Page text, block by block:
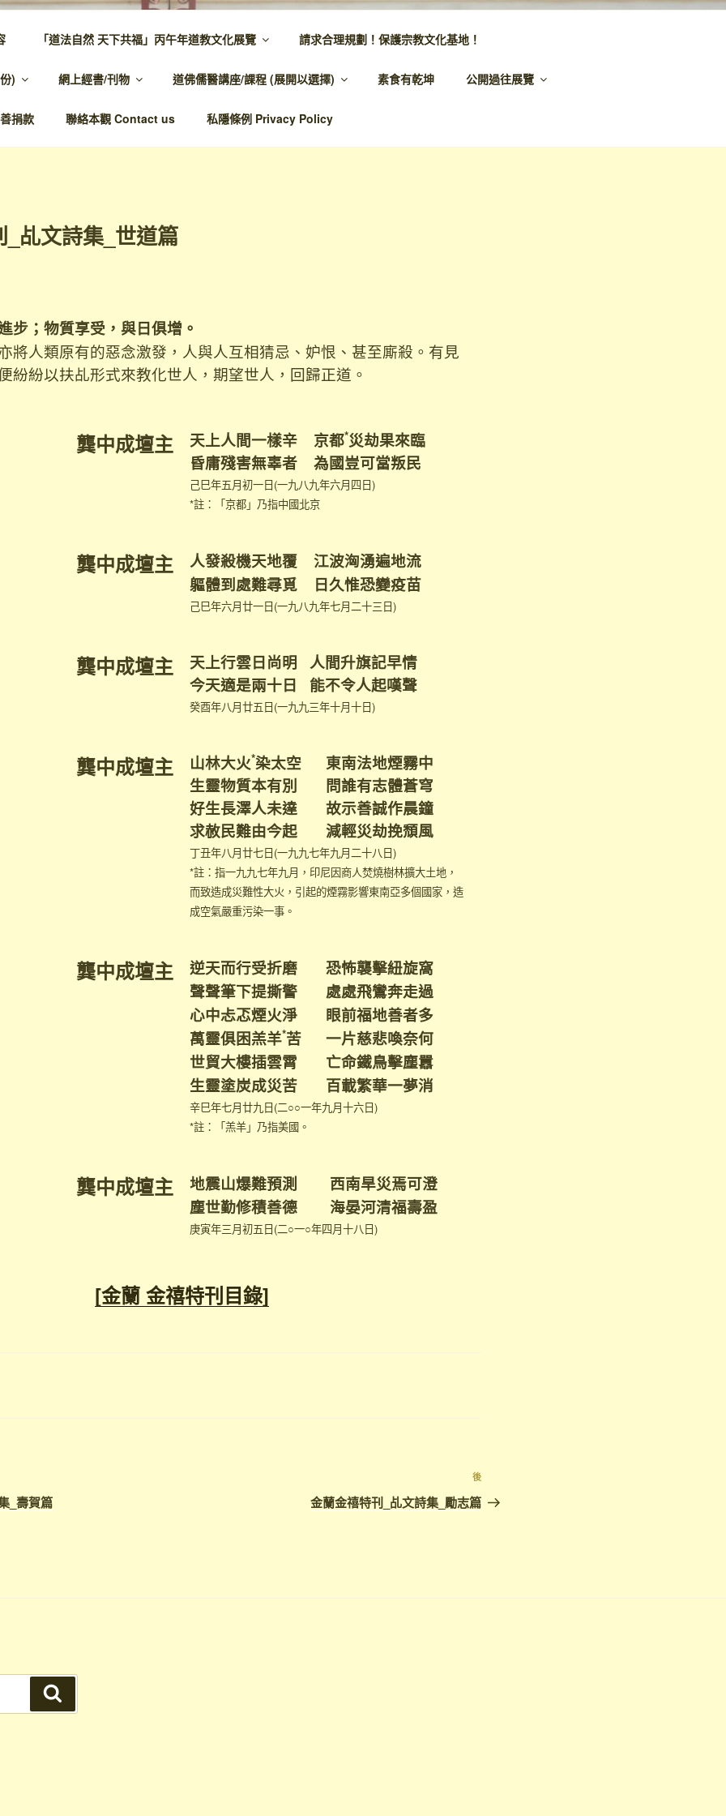
主網頁
馨，代天宣化，百業昌興
「道法自然 天下共福」丙午年道教文化展覽 請求合理規劃！保護宗教文化基地！
) 網上經書/刊物 道佛儒醫講座/課程 (展開以選擇) 素食有乾坤 公開過往展覽
捐款 聯絡本觀 Contact us 私隱條例 Privacy Policy
乩文詩集_世道篇
步；物質享受，與日俱增。
將人類原有的惡念激發，人與人互相猜忌、妒恨、甚至廝殺。有見
紛紛以扶乩形式來教化世人，期望世人，回歸正道。
龔中成壇主 天上人間一樣辛 京都*災劫果來臨
昏庸殘害無辜者 為國豈可當叛民
己巳年五月初一日(一九八九年六月四日)
*註：「京都」乃指中國北京
龔中成壇主
人發殺機天地覆 江波洶湧遍地流
軀體到處難尋覓 日久惟恐變疫苗
己巳年六月廿一日(一九八九年七月二十三日)
龔中成壇主
天上行雲日尚明 人間升旗記早情
今天適是兩十日 能不令人起嘆聲
癸酉年八月廿五日(一九九三年十月十日)
龔中成壇主 山林大火*染太空 東南法地煙霧中
生靈物質本有別 問誰有志體蒼穹
好生長澤人未達 故示善誠作晨鐘
求赦民難由今起 減輕災劫挽頹風
丁丑年八月廿七日(一九九七年九月二十八日)
*註：指一九九七年九月，印尼因商人焚燒樹林擴大土地，
而致造成災難性大火，引起的煙霧影響東南亞多個國家，造
成空氣嚴重污染一事。
龔中成壇主
逆天而行受折磨 恐怖襲擊紐旋窩
聲聲筆下提撕警 處處飛鸞奔走過
心中忐忑煙火淨 眼前福地善者多
萬靈俱困羔羊*苦 一片慈悲喚奈何
世貿大樓插雲霄 亡命鐵鳥擊塵囂
生靈塗炭成災苦 百載繁華一夢消
辛巳年七月廿九日(二○○一年九月十六日)
*註：「羔羊」乃指美國。
龔中成壇主
地震山爆難預測 西南旱災焉可澄
塵世勤修積善德 海晏河清福壽盈
庚寅年三月初五日(二○一○年四月十八日)
[金蘭 金禧特刊目錄]
_壽賀篇
後
金蘭金禧特刊_乩文詩集_勵志篇